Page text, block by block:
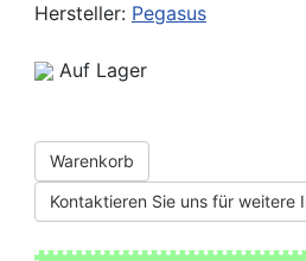
Hersteller: Pegasus
Auf Lager
Warenkorb
Kontaktieren Sie uns für weitere